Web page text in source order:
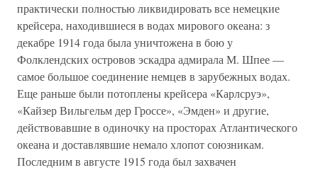
практически полностью ликвидировать все немецкие
крейсера, находившиеся в водах мирового океана: з
декабре 1914 года была уничтожена в бою у
Фолклендских островов эскадра адмирала М. Шпее —
самое большое соединение немцев в зарубежных водах.
Еще раньше были потоплены крейсера «Карлсруэ»,
«Кайзер Вильгельм дер Гроссе», «Эмден» и другие,
действовавшие в одиночку на просторах Атлантического
океана и доставлявшие немало хлопот союзникам.
Последним в августе 1915 года был захвачен